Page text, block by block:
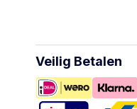
Veilig Betalen